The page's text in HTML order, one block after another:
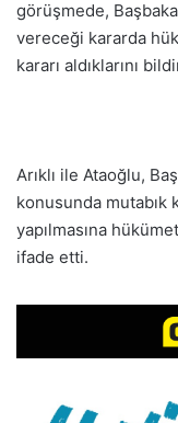
görüşmede,
vereceği kararda
kararı aldıklarını
Arıklı ile Ataoğlu,
konusunda mutabık
yapılmasına
ifade etti.